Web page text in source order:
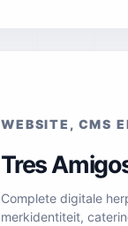
WEBSITE, CMS
Tres
Complete digitale
merkidentiteit,